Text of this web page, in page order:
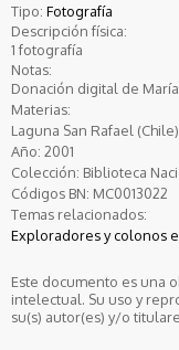
Tipo: Fotografía
Descripción física:
1 fotografía
Notas:
Donación digital de
Materias:
Laguna San Rafael
Año: 2001
Colección: Biblioteca
Códigos BN: MC0013022
Temas relacionados:
Exploradores y colonos
Este documento es una
intelectual. Su uso y
su(s) autor(es) y/o